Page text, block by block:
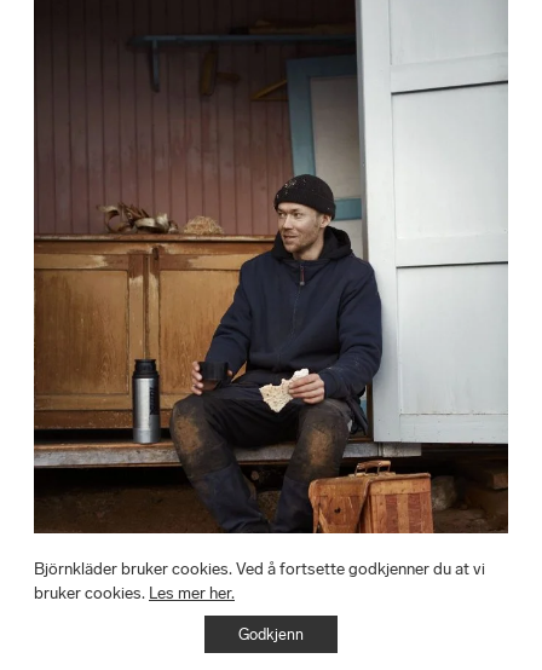
Björnkläder bruker cookies. Ved å fortsette godkjenner du at vi
bruker cookies.
Les mer her.
Godkjenn